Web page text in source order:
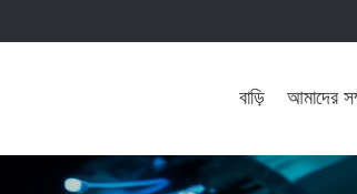
বাড়ি আমাদের